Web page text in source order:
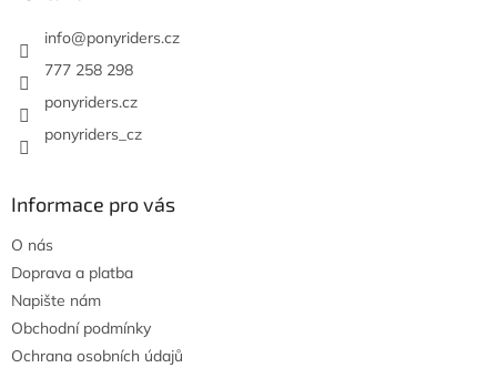
info@ponyriders.cz
777 258 298
ponyriders.cz
ponyriders_cz
Informace pro vás
O nás
Doprava a platba
Napište nám
Obchodní podmínky
Ochrana osobních údajů